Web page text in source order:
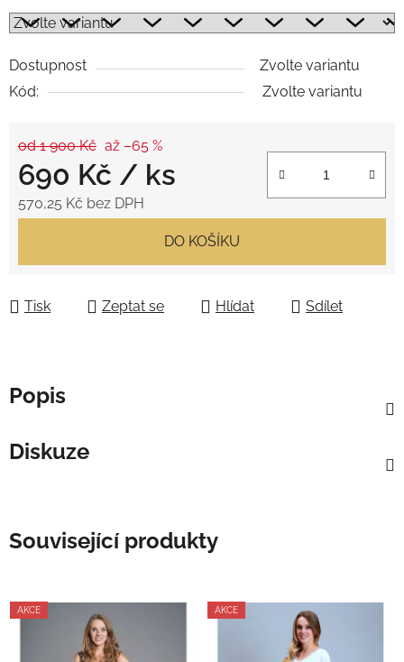
Dostupnost
Zvolte variantu
Kód:
Zvolte variantu
od 1 900 Kč až –65 %
690 Kč / ks
570,25 Kč bez DPH
DO KOŠÍKU
Tisk Zeptat se Hlídat Sdílet
Popis
Diskuze
Související produkty
AKCE AKCE